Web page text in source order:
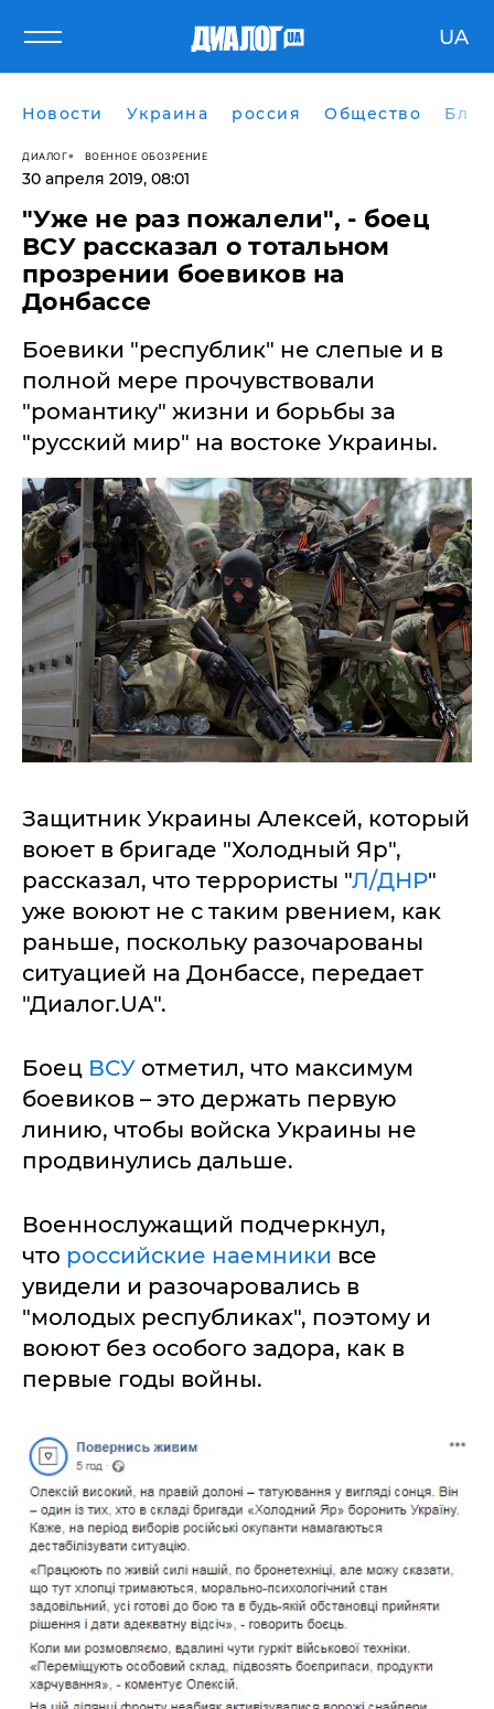
UA
Новости Украина россия Общество
ДИАЛОГ ВОЕННОЕ ОБОЗРЕНИЕ
30 апреля 2019, 08:01
"Уже не раз пожалели", - боец
ВСУ рассказал о тотальном
прозрении боевиков на
Донбассе
Боевики "республик" не слепые и в
полной мере прочувствовали
"романтику" жизни и борьбы за
"русский мир" на востоке Украины.
Защитник Украины Алексей, который
воюет в бригаде "Холодный Яр",
рассказал, что террористы "Л/ДНР"
уже воюют не с таким рвением, как
раньше, поскольку разочарованы
ситуацией на Донбассе, передает
"Диалог.UA".
Боец ВСУ отметил, что максимум
боевиков – это держать первую
линию, чтобы войска Украины не
продвинулись дальше.
Военнослужащий подчеркнул,
что российские наемники все
увидели и разочаровались в
"молодых республиках", поэтому и
воюют без особого задора, как в
первые годы войны.